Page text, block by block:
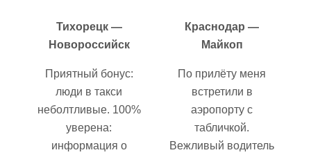
Тихорецк —
Новороссийск
Приятный бонус:
люди в такси
неболтливые. 100%
уверена:
информация о
Краснодар —
Майкоп
По прилёту меня
встретили в
аэропорту с
табличкой.
Вежливый водитель